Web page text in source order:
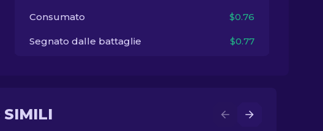
Consumato $0.76
Segnato dalle battaglie $0.77
SIMILI